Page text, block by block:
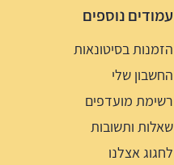
עמודים נוספים
הזמנות בסיטונאות
החשבון שלי
רשימת מועדפים
שאלות ותשובות
לחגוג אצלנו